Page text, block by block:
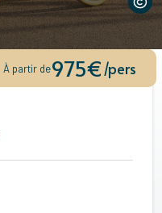
À partir de975€/pers